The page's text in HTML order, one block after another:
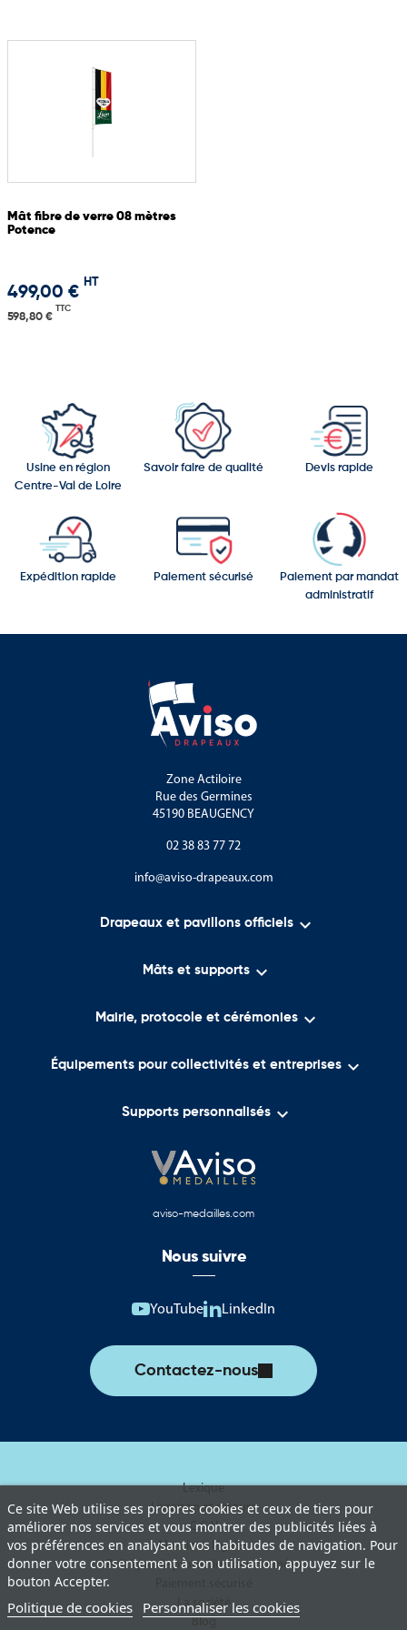
Mât fibre de verre 08 mètres
Potence
499,00 €
HT
598,80 €
TTC
Usine en région
Centre-Val de Loire
Savoir faire de qualité Devis rapide
Expédition rapide Paiement sécurisé
Paiement par mandat
administratif
Zone Actiloire
Rue des Germines
45190 BEAUGENCY
02 38 83 77 72
info@aviso-drapeaux.com
Drapeaux et pavillons officiels 
Mâts et supports 
Mairie, protocole et cérémonies 
Équipements pour collectivités et entreprises 
Supports personnalisés 
Ce site Web utilise ses propres cookies et ceux de tiers pour
améliorer nos services et vous montrer des publicités liées à
vos préférences en analysant vos habitudes de navigation. Pour
donner votre consentement à son utilisation, appuyez sur le
bouton Accepter.
Politique de cookies Personnaliser les cookies
aviso-medailles.com
Nous suivre
YouTube LinkedIn
Contactez-nous
Lexique
Livraison et retours
C.G.V
Mentions légales
Politique de protection des données
La société
Blog